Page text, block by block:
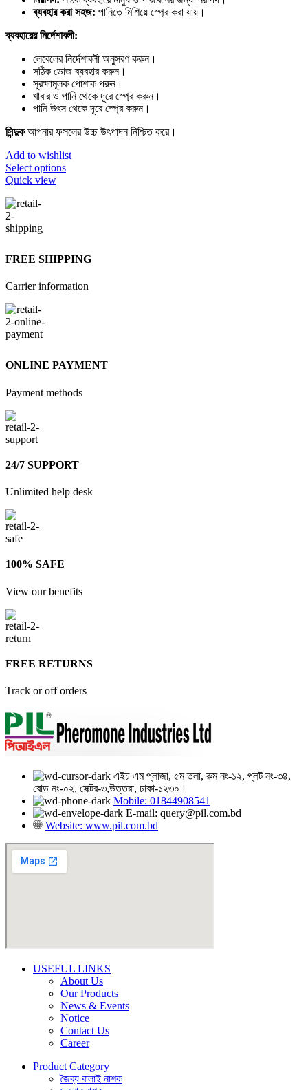
ব্যবহার করা সহজ: পানিতে মিশিয়ে স্প্রে করা যায়।
ব্যবহারের নির্দেশাবলী:
লেবেলের নির্দেশাবলী অনুসরণ করুন।
সঠিক ডোজ ব্যবহার করুন।
সুরক্ষামূলক পোশাক পরুন।
খাবার ও পানি থেকে দূরে স্প্রে করুন।
পানি উৎস থেকে দূরে স্প্রে করুন।
সিন্দুকআপনার ফসলের উচ্চ উৎপাদন নিশ্চিত করে।
Add to wishlist
Select optionsThis
may
be
on
Quick view
FREE SHIPPING
Carrier information
ONLINE PAYMENT
Payment methods
24/7 SUPPORT
Unlimited help desk
100% SAFE
View our benefits
FREE RETURNS
Track or off orders
এইচ এম প্লাজা, ৫ম তলা, রুম নং-১২, প্লট নং-৩৪,
রোড নং-০২, সেক্টর-৩,উত্তরা, ঢাকা-১২৩০।
Mobile: 01844908541
E-mail: query@pil.com.bd
Website: www.pil.com.bd
USEFUL LINKS
About Us
Our Products
News & Events
Notice
Contact Us
Career
Product Category
জৈব্য বালাই নাশক